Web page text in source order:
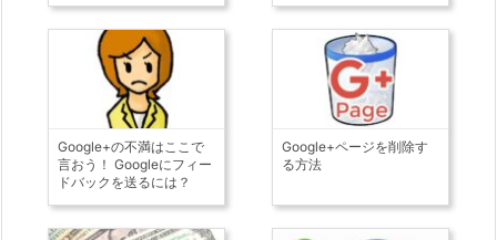
Google+の不満はここで
言おう！ Googleにフィー
ドバックを送るには？
Google+ページを削除す
る方法